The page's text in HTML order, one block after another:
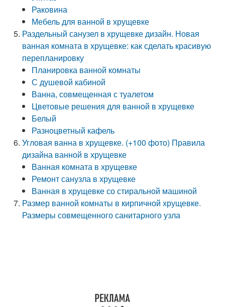
Раковина
Мебель для ванной в хрущевке
Раздельный санузел в хрущевке дизайн. Новая
ванная комната в хрущевке: как сделать красивую
перепланировку
Планировка ванной комнаты
С душевой кабиной
Ванна, совмещенная с туалетом
Цветовые решения для ванной в хрущевке
Белый
Разноцветный кафель
Угловая ванна в хрущевке. (+100 фото) Правила
дизайна ванной в хрущевке
Ванная комната в хрущевке
Ремонт санузла в хрущевке
Ванная в хрущевке со стиральной машиной
Размер ванной комнаты в кирпичной хрущевке.
Размеры совмещенного санитарного узла